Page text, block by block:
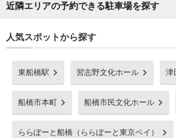
近隣エリアの予約できる駐車場を探す
人気スポットから探す
東船橋駅 習志野文化ホール 津
船橋市本町 船橋市民文化ホール
ららぽーと船橋（ららぽーと東京ベイ）